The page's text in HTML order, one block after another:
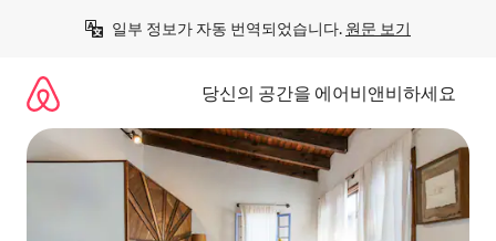
일부 정보가 자동 번역되었습니다. 원문 보기
당신의 공간을 에어비앤비하세요